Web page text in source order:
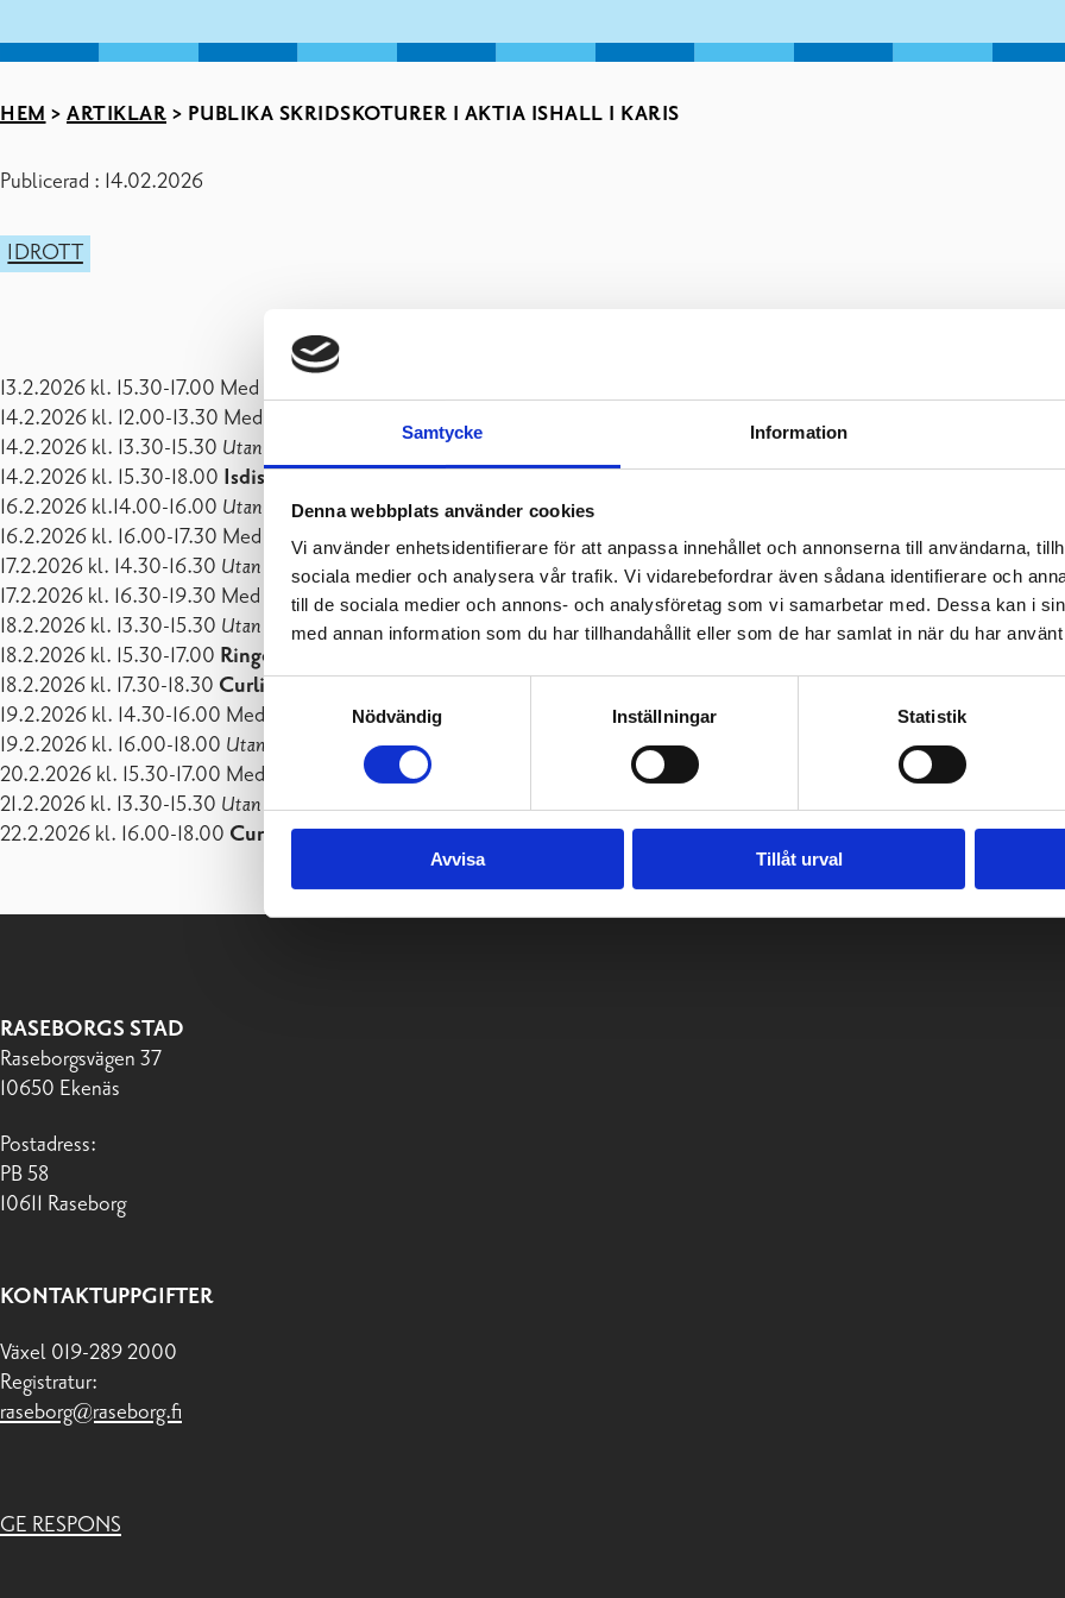
Samtycke Information
Denna webbplats använder cookies
Vi använder enhetsidentifierare för att anpassa innehållet och annonserna till användarna,
sociala medier och analysera vår trafik. Vi vidarebefordrar även sådana identifierare och
till de sociala medier och annons- och analysföretag som vi samarbetar med. Dessa kan i
med annan information som du har tillhandahållit eller som de har samlat in när du har
Samtyckesval
Nödvändig
Inställningar Statistik
Avvisa Tillåt urval
HEM > ARTIKLAR > PUBLIKA SKRIDSKOTURER I AKTIA ISHALL I KARIS
Publicerad : 14.02.2026
IDROTT
13.2.2026 kl. 15.30-17.00 Med klubba
14.2.2026 kl. 12.00-13.30 Med klubba
14.2.2026 kl. 13.30-15.30 Utan klubba
14.2.2026 kl. 15.30-18.00 Isdisco
16.2.2026 kl.14.00-16.00 Utan klubba
16.2.2026 kl. 16.00-17.30 Med klubba
17.2.2026 kl. 14.30-16.30 Utan klubba
17.2.2026 kl. 16.30-19.30 Med klubba
18.2.2026 kl. 13.30-15.30 Utan klubba
18.2.2026 kl. 15.30-17.00 Ringette
18.2.2026 kl. 17.30-18.30 Curling
19.2.2026 kl. 14.30-16.00 Med klubba
19.2.2026 kl. 16.00-18.00 Utan klubba
20.2.2026 kl. 15.30-17.00 Med klubba
21.2.2026 kl. 13.30-15.30 Utan klubba
22.2.2026 kl. 16.00-18.00 Curling nybörjarkurs
RASEBORGS STAD
Raseborgsvägen 37
10650 Ekenäs
Postadress:
PB 58
10611 Raseborg
KONTAKTUPPGIFTER
Växel 019-289 2000
Registratur:
raseborg@raseborg.fi
GE RESPONS